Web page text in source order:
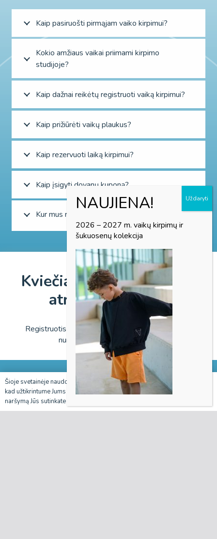
Kaip pasiruošti pirmąjam vaiko kirpimui?
Kokio amžiaus vaikai priimami kirpimo
studijoje?
Kaip dažnai reikėtų registruoti vaiką kirpimui?
Kaip prižiūrėti vaikų plaukus?
Kaip rezervuoti laiką kirpimui?
Kaip įsigyti dovanų kuponą?
Kur mus rasti?
Kviečiame registruotis ir
atrasti Bambiną!
Registruotis vizitui galite tik paskambinę į studijas
nurodytais telefono numeriais.
BAMBINA
Jauki ir žaisminga aplinka, staigmenos bei išskirtinis dėmesys
2026 – 2027 m. vaikų kirpimų ir
šukuosenų kolekcija
Šioje svetainėje naudojami slapukai (angl. „cookies“), tam
kad užtikrintume Jums teikiamų paslaugų kokybę. Tęsdami
naršymą Jūs sutinkate su slapukų politika.